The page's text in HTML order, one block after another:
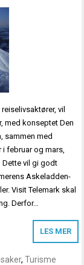
vil
med konseptet Den
sammen med
februar og mars,
Dette vil gi godt
Askeladden-
Visit Telemark skal
Derfor…
LES MER
,Turisme